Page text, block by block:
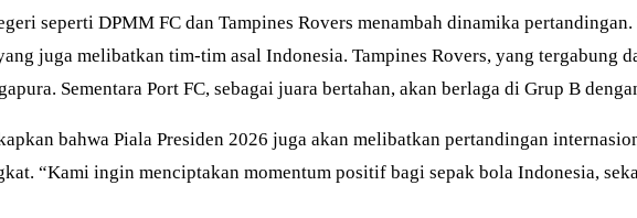
seperti DPMM FC dan Tampines Rovers menambah dinamika
juga melibatkan tim-tim asal Indonesia. Tampines Rovers, yang tergabung
Sementara Port FC, sebagai juara bertahan, akan berlaga di Grup B
bahwa Piala Presiden 2026 juga akan melibatkan pertandingan
“Kami ingin menciptakan momentum positif bagi sepak bola Indonesia,